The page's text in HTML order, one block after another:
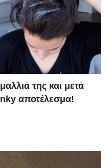
της και μετά
αποτέλεσμα!